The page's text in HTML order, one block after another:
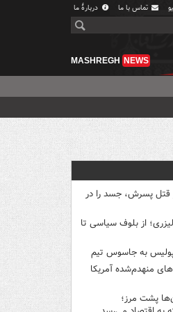
تماس با ما دربارهٔ ما
MASHREGH NEWS
پسرش، جسد را در
از بلوف سیاسی تا
به جاسوس تیم
منهدم‌شده آمریکا
پشت مرز؛